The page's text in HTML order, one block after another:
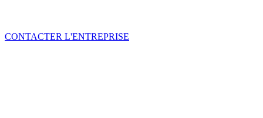
CONTACTER L'ENTREPRISE